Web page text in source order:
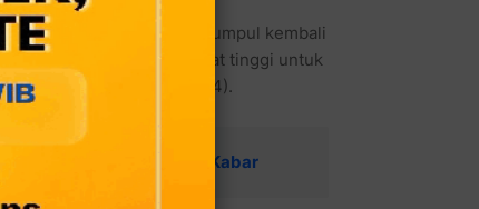
teman-teman relawan kumpul kembali
masyarakat masih sangat tinggi untuk
Senin (22/7/2024).
Mohamad) Tak Ada Kabar